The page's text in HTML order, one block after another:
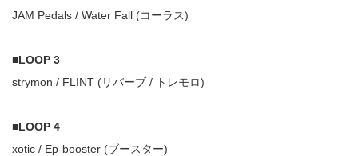
JAM Pedals / Water Fall (コーラス)
■LOOP 3
strymon / FLINT (リバーブ / トレモロ)
■LOOP 4
xotic / Ep-booster (ブースター)